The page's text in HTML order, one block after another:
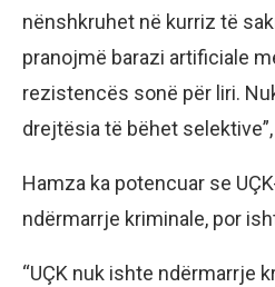
nënshkruhet në kurriz të
pranojmë barazi artificiale
rezistencës sonë për liri.
drejtësia të bëhet
Hamza ka potencuar se
ndërmarrje kriminale, por
“UÇK nuk ishte ndërmarrje